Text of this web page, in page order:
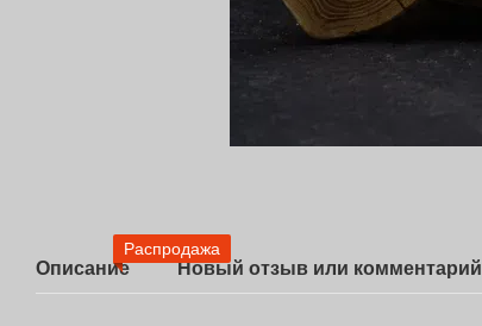
Распродажа
Описание Новый отзыв или комментарий